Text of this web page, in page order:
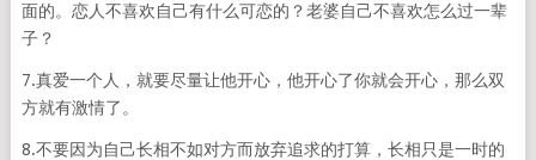
面的。恋人不喜欢自己有什么可恋的？老婆自己不喜欢怎么过一辈
子？
7.真爱一个人，就要尽量让他开心，他开心了你就会开心，那么双
方就有激情了。
8.不要因为自己长相不如对方而放弃追求的打算，长相只是一时的